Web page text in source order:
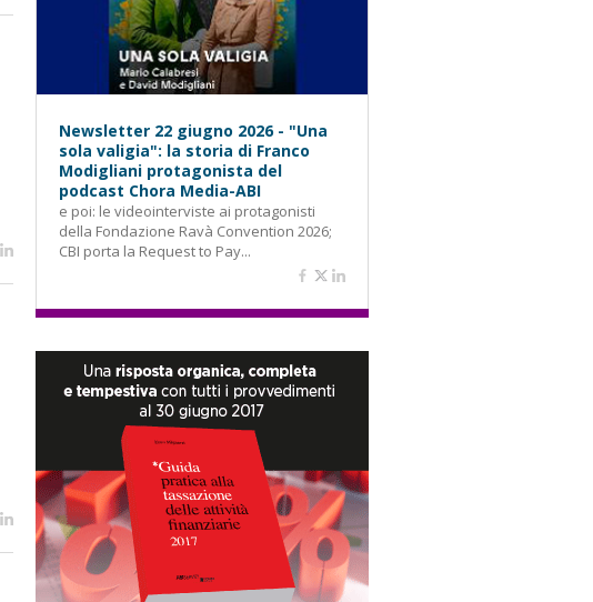
Newsletter 22 giugno 2026 - "Una
sola valigia": la storia di Franco
Modigliani protagonista del
podcast Chora Media-ABI
e poi: le videointerviste ai protagonisti
della Fondazione Ravà Convention 2026;
CBI porta la Request to Pay...